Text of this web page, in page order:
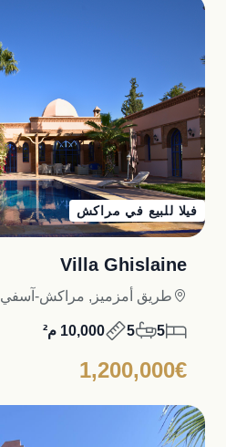
فيلا للبيع في مراكش
Villa Ghislaine
طريق أمزميز, مراكش-آسفي
5
5 10,000 م²
1,200,000€